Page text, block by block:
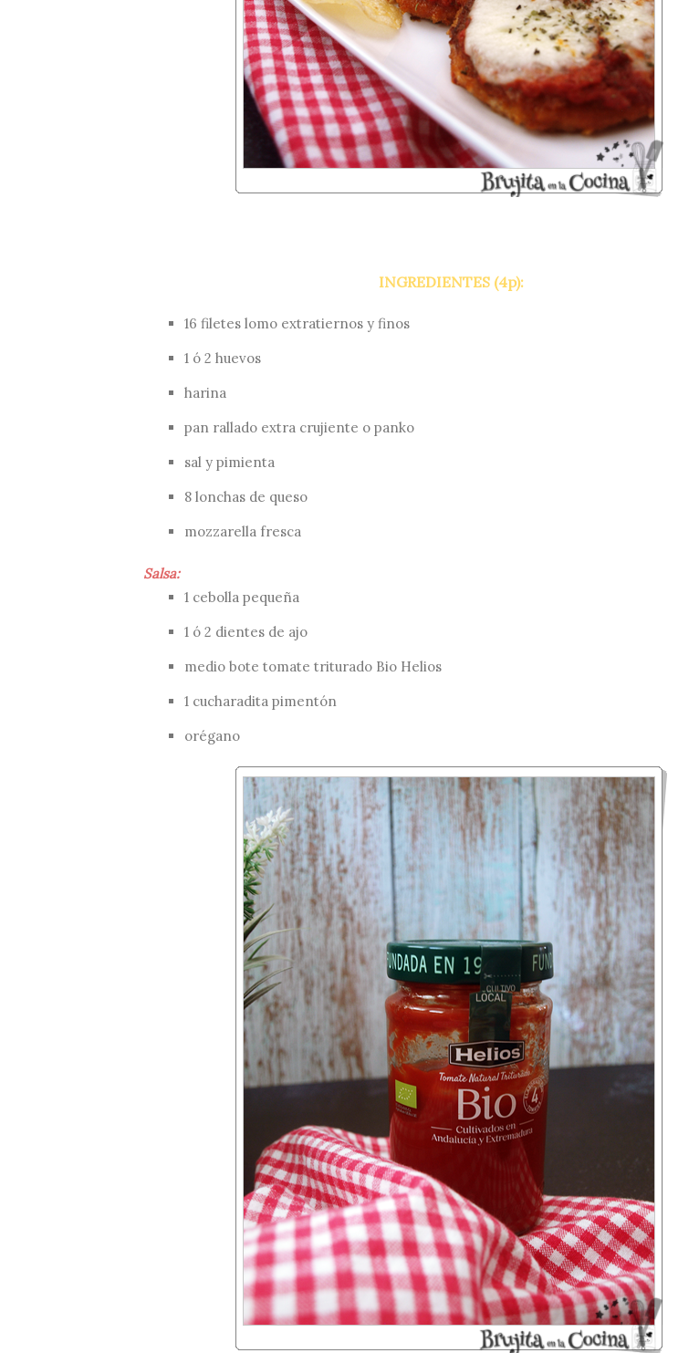
INGREDIENTES (4p):
16 filetes lomo extratiernos y finos
1 ó 2 huevos
harina
pan rallado extra crujiente o panko
sal y pimienta
8 lonchas de queso
mozzarella fresca
Salsa:
1 cebolla pequeña
1 ó 2 dientes de ajo
medio bote tomate triturado Bio Helios
1 cucharadita pimentón
orégano